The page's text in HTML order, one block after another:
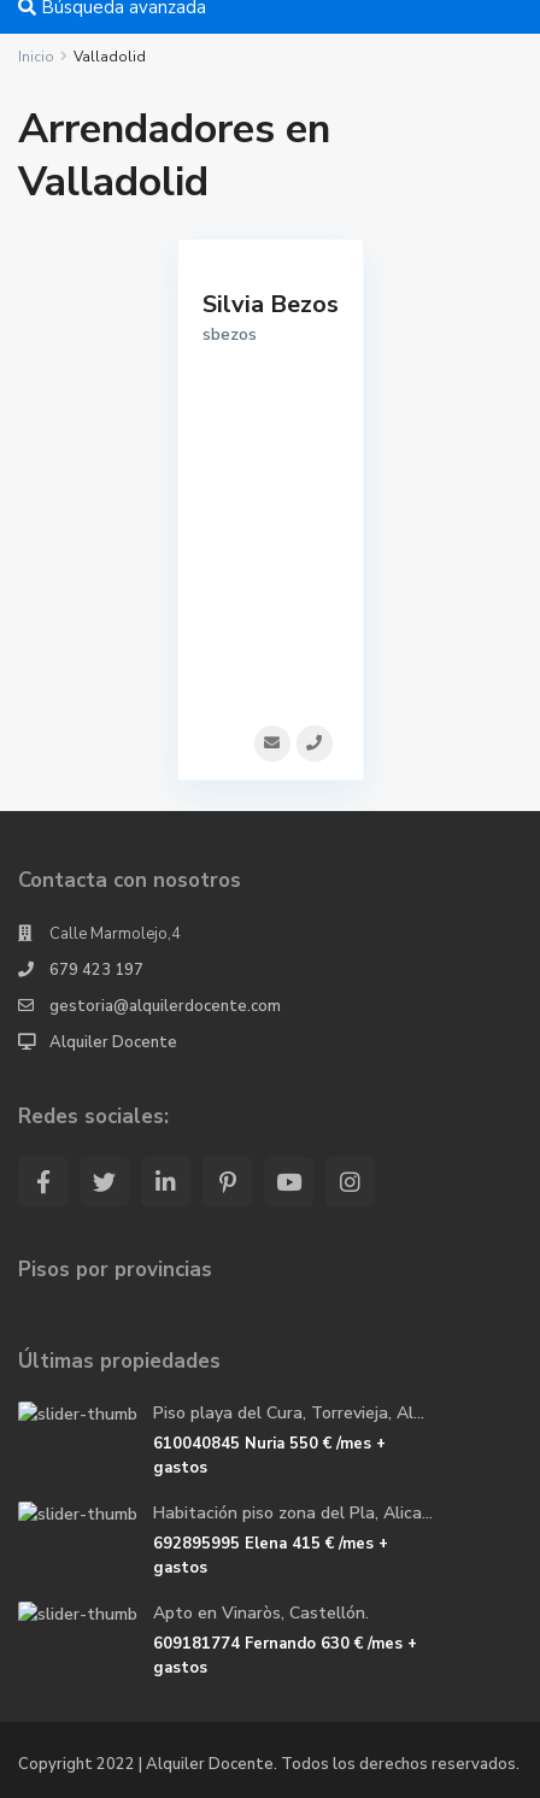
Búsqueda avanzada
Inicio Valladolid
Arrendadores en
Valladolid
Silvia Bezos
sbezos
Contacta con nosotros
Calle Marmolejo,4
679 423 197
gestoria@alquilerdocente.com
Alquiler Docente
Redes sociales:
Pisos por provincias
Últimas propiedades
Piso playa del Cura, Torrevieja, Al...
610040845 Nuria 550 €/mes +
gastos
Habitación piso zona del Pla, Alica...
692895995 Elena 415 €/mes +
gastos
Apto en Vinaròs, Castellón.
609181774 Fernando 630 €/mes +
gastos
Copyright 2022 | Alquiler Docente. Todos los derechos reservados.